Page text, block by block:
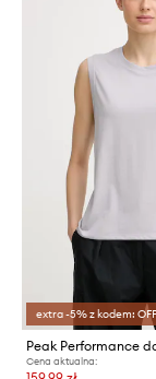
extra -5% z kodem:
Cena aktualna: